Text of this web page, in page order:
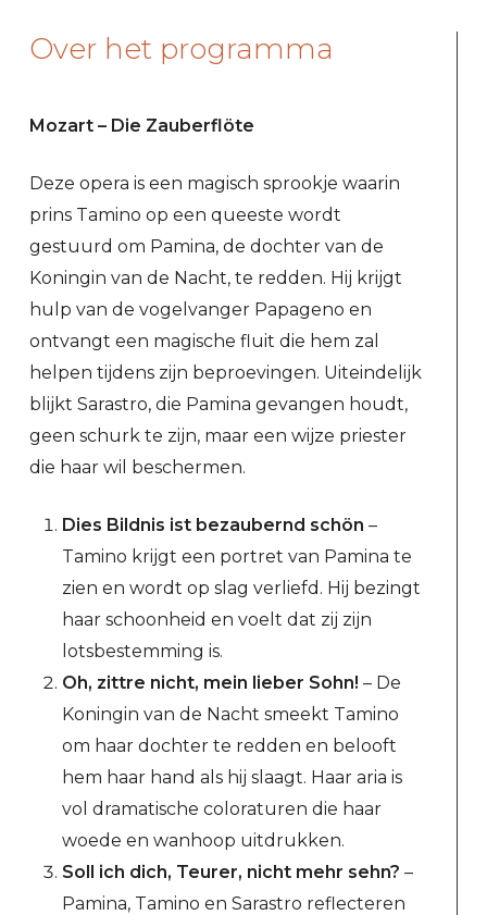
Over het programma
Mozart – Die Zauberflöte
Deze opera is een magisch sprookje waarin
prins Tamino op een queeste wordt
gestuurd om Pamina, de dochter van de
Koningin van de Nacht, te redden. Hij krijgt
hulp van de vogelvanger Papageno en
ontvangt een magische fluit die hem zal
helpen tijdens zijn beproevingen. Uiteindelijk
blijkt Sarastro, die Pamina gevangen houdt,
geen schurk te zijn, maar een wijze priester
die haar wil beschermen.
Dies Bildnis ist bezaubernd schön –
Tamino krijgt een portret van Pamina te
zien en wordt op slag verliefd. Hij bezingt
haar schoonheid en voelt dat zij zijn
lotsbestemming is.
Oh, zittre nicht, mein lieber Sohn! – De
Koningin van de Nacht smeekt Tamino
om haar dochter te redden en belooft
hem haar hand als hij slaagt. Haar aria is
vol dramatische coloraturen die haar
woede en wanhoop uitdrukken.
Soll ich dich, Teurer, nicht mehr sehn? –
Pamina, Tamino en Sarastro reflecteren